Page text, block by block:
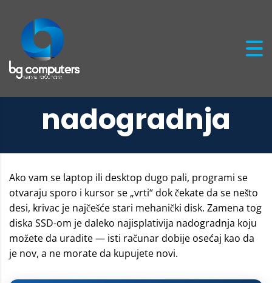
Ugradnja SSD
diska i
nadogradnja
Ako vam se laptop ili desktop dugo pali, programi se
otvaraju sporo i kursor se „vrti“ dok čekate da se nešto
desi, krivac je najčešće stari mehanički disk. Zamena tog
diska SSD-om je daleko najisplativija nadogradnja koju
možete da uradite — isti računar dobije osećaj kao da
je nov, a ne morate da kupujete novi.